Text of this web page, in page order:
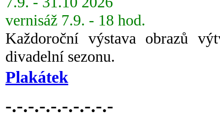
vernisáž 7.9. - 18 hod.
Každoroční výstava obrazů
divadelní sezonu.
Plakátek
-.-.-.-.-.-.-.-.-.-